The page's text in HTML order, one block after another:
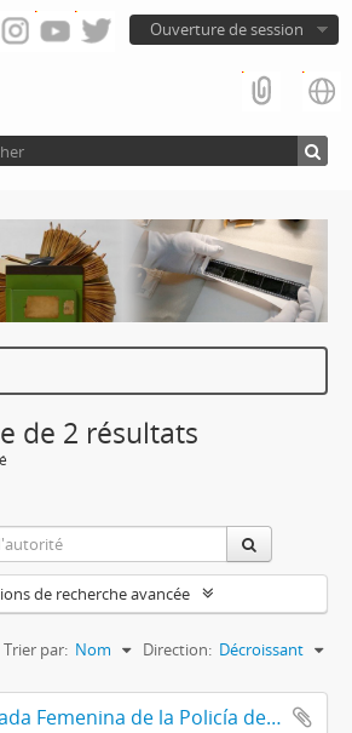
Ouverture de session
de 2 résultats
de recherche avancée
Trier par: Nom Direction: Décroissant
Argentina. Brigada Femenina de la Policía de la Provincia de Buenos Aires